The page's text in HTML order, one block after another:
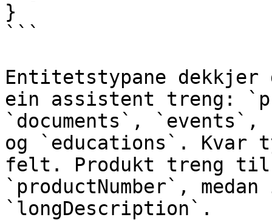
}
```
Entitetstypane dekkjer
ein assistent treng:
`documents`,
og `educations`. Kvar
felt. Produkt treng til
`productNumber`,
`longDescription`.